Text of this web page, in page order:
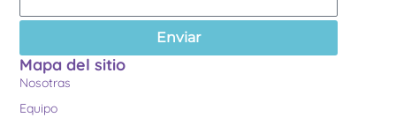
Enviar
Mapa del sitio
Nosotras
Equipo